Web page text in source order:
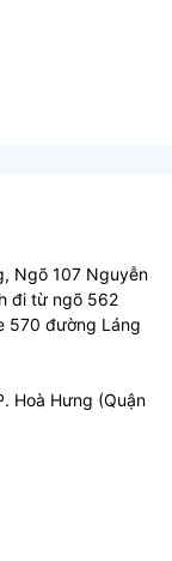
Ngõ 107 Nguyễn
đi từ ngõ 562
570 đường Láng
Hoà Hưng (Quận